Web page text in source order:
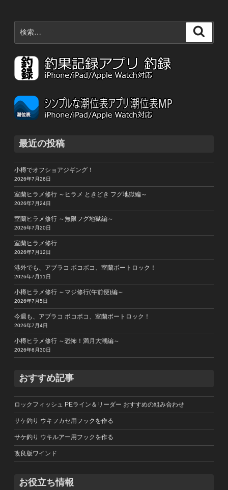
ン
索:
最近の投稿
小樽でオフショアジギング！
2026年7月26日
室蘭ヒラメ修行 ～ヒラメ ときどき フグ地獄編～
2026年7月24日
室蘭ヒラメ修行 ～無限フグ地獄編～
2026年7月20日
室蘭ヒラメ修行
2026年7月12日
港外でも、アブラコ ボコボコ、室蘭ボートロック！
2026年7月11日
小樽ヒラメ修行 ～マジ修行(午前便)編～
2026年7月5日
今週も、アブラコ ボコボコ、室蘭ボートロック！
2026年7月4日
小樽ヒラメ修行 ～恐怖！満月大潮編～
2026年6月30日
おすすめ記事
ロックフィッシュ PEライン＆リーダー おすすめの組み合わせ
サケ釣り ウキフカセ用フックを作る
サケ釣り ウキルアー用フックを作る
改良版ワインド
お役立ち情報